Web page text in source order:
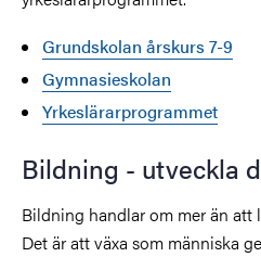
Grundskolan årskurs 7-9
Gymnasieskolan
Yrkeslärarprogrammet
Bildning - utveckla
Bildning handlar om mer än att
Det är att växa som människa